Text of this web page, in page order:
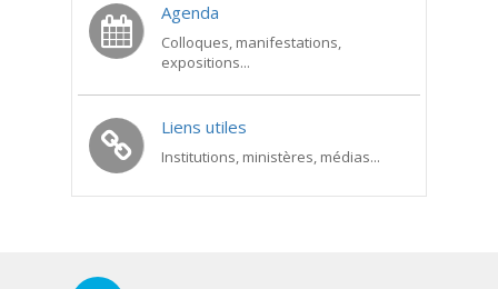
Agenda
Colloques, manifestations,
expositions...
Liens utiles
Institutions, ministères, médias...